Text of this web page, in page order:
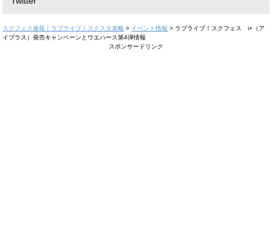
スクフェス速報｜ラブライブ！スクスタ攻略 > イベント情報 > ラブライブ！スクフェス i+（ア
イプラス）発売キャンペーンとウエハース第4弾情報
スポンサードリンク